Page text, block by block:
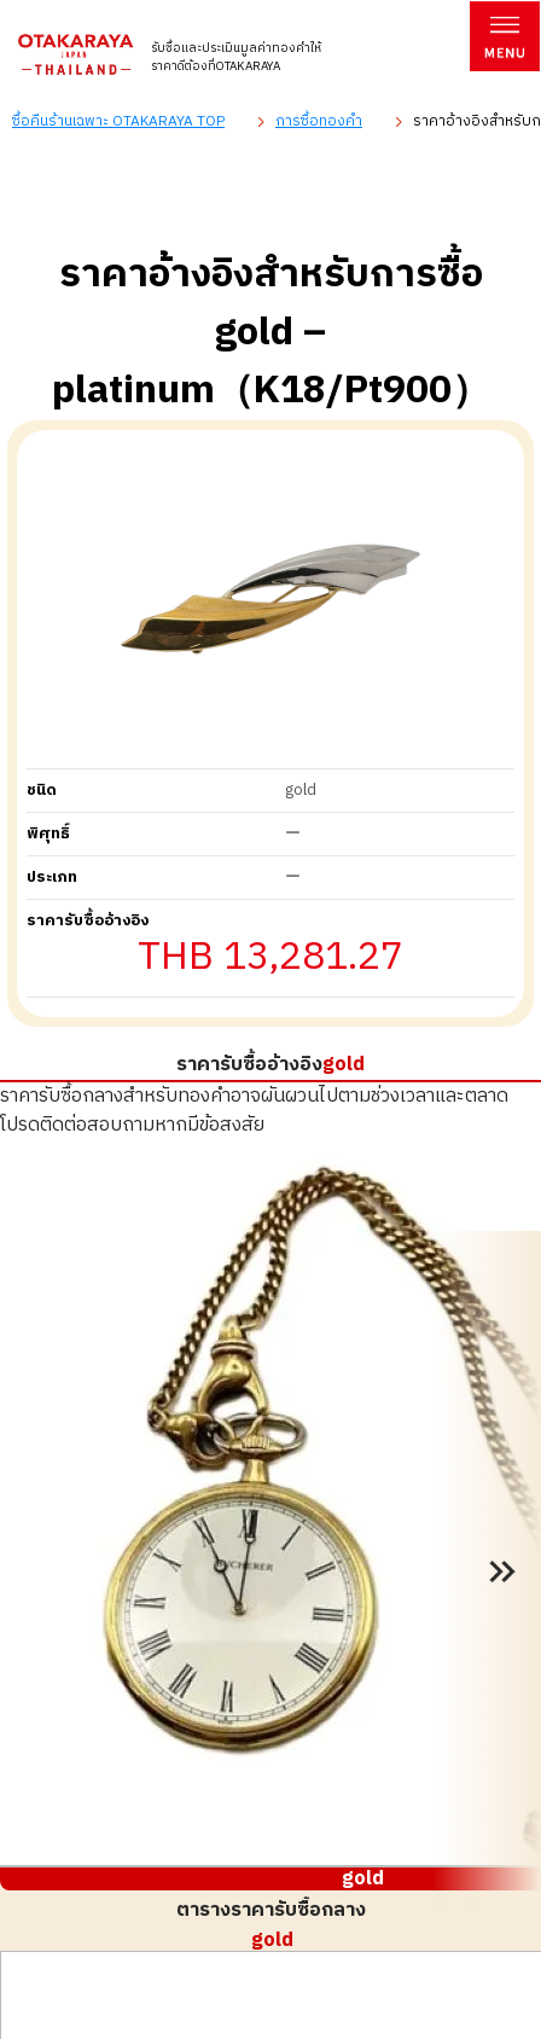
รับซื้อและประเมินมูลค่าทองคำให้
ราคาดีต้องที่OTAKARAYA
ซื้อคืนร้านเฉพาะ OTAKARAYA TOP การซื้อทองคำ ราคาอ้างอิงสำหรับ
ราคาอ้างอิงสำหรับการซื้อ
gold –
platinum（K18/Pt900）
ชนิด
gold
พิศุทธิ์
ー
ประเภท
ー
ราคารับซื้ออ้างอิง
THB 13,281.27
ราคารับซื้ออ้างอิงgold
ราคารับซื้อกลางสำหรับทองคำอาจผันผวนไปตามช่วงเวลาและตลาด
โปรดติดต่อสอบถามหากมีข้อสงสัย
gold
ตารางราคารับซื้อกลาง
gold